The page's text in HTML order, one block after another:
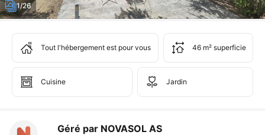
1/26
Tout l'hébergement est pour vous 46 m² superficie
Cuisine Jardin
Géré par NOVASOL AS